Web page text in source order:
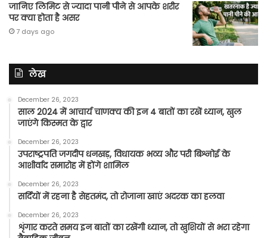
जानिए लिमिट से ज्यादा पानी पीने से आपके शरीर
पर क्या होता है असर
7 days ago
लेख
December 26, 2023
साल 2024 में आचार्य चाणक्य की इन 4 बातों का रखें ध्यान, खुल
जाएंगे किस्मत के द्वार
December 26, 2023
उपराष्ट्रपति जगदीप धनखड़, विधायक भव्य और परी बिश्नोई के
आशीर्वाद समारोह में होंगे शामिल
December 26, 2023
सर्दियों में रहना है सेहतमंद, तो रोजाना खाएं अदरक का हलवा
December 26, 2023
शृंगार करते समय इन बातों का रखेंगी ध्यान, तो खुशियों से भरा रहेगा